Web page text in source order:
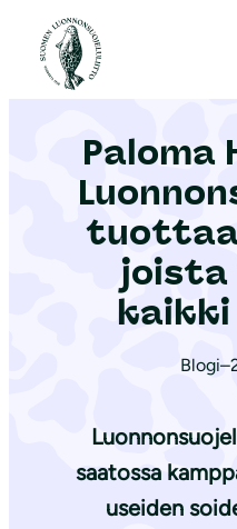
Etusivu
Paloma
joista
Blogi–
saatossa
useiden